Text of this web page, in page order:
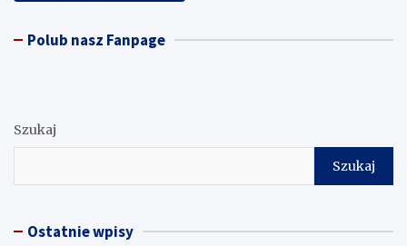
Polub nasz Fanpage
Szukaj
Szukaj
Ostatnie wpisy